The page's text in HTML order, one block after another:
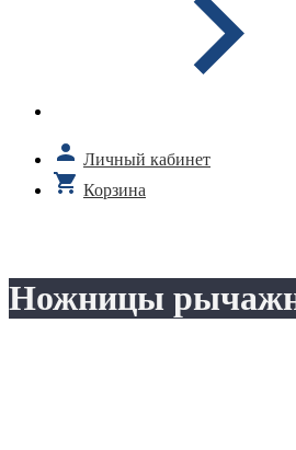
Личный кабинет
Корзина
Ножницы